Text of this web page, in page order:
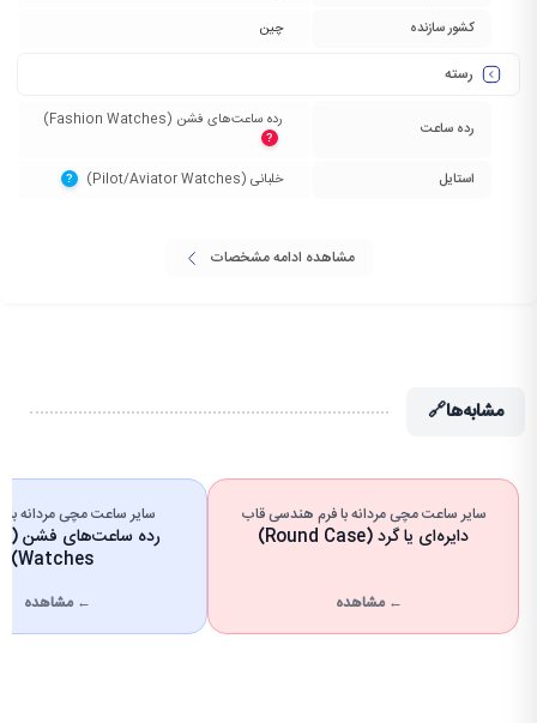
کشور سازنده
چین
رسته
رده ساعت رده ساعت‌های فشن (Fashion Watches)‏
?
استایل خلبانی (Pilot/Aviator Watches)‏ ?
مشاهده ادامه مشخصات
مشابه‌ها🔗
سایر ساعت مچی مردانه با فرم هندسی قاب
دایره‌ای یا گرد (Round Case)
← مشاهده
سایر ساعت مچی مردانه
Watches)
← مشاهده